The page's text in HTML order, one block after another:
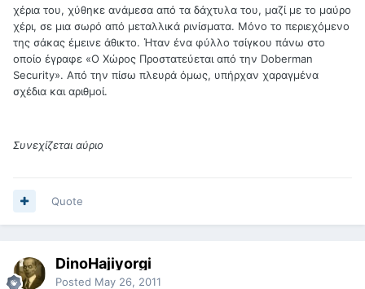
χέρια του, χύθηκε ανάμεσα από τα δάχτυλα του, μαζί με το μαύρο
χέρι, σε μια σωρό από μεταλλικά ρινίσματα. Μόνο το περιεχόμενο
της σάκας έμεινε άθικτο. Ήταν ένα φύλλο τσίγκου πάνω στο
οποίο έγραφε «Ο Χώρος Προστατεύεται από την Doberman
Security». Από την πίσω πλευρά όμως, υπήρχαν χαραγμένα
σχέδια και αριθμοί.
Συνεχίζεται αύριο
Quote
DinoHajiyorgi
Posted May 26, 2011